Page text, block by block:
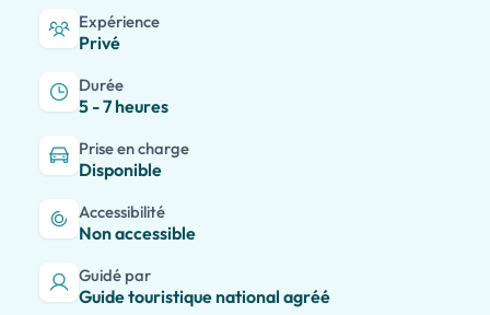
Expérience
Privé
Durée
5 - 7 heures
Prise en charge
Disponible
Accessibilité
Non accessible
Guidé par
Guide touristique national agréé